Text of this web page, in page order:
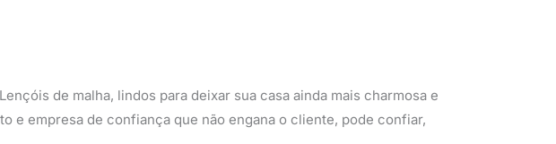
de malha, lindos para deixar sua casa ainda mais charmosa e
e empresa de confiança que não engana o cliente, pode confiar,